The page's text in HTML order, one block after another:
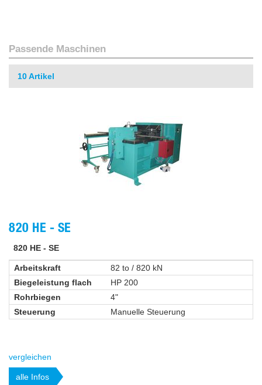
Passende Maschinen
10Artikel
820 HE - SE
820 HE - SE
Arbeitskraft
82 to / 820 kN
Biegeleistung flach
HP 200
Rohrbiegen
4"
Steuerung
Manuelle Steuerung
vergleichen
alle Infos